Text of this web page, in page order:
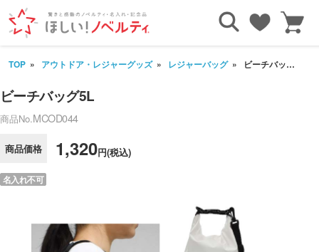
TOP アウトドア・レジャーグッズ レジャーバッグ ビーチバッグ5L
ビーチバッグ5L
商品No.MCOD044
商品価格 1,320円(税込)
名入れ不可